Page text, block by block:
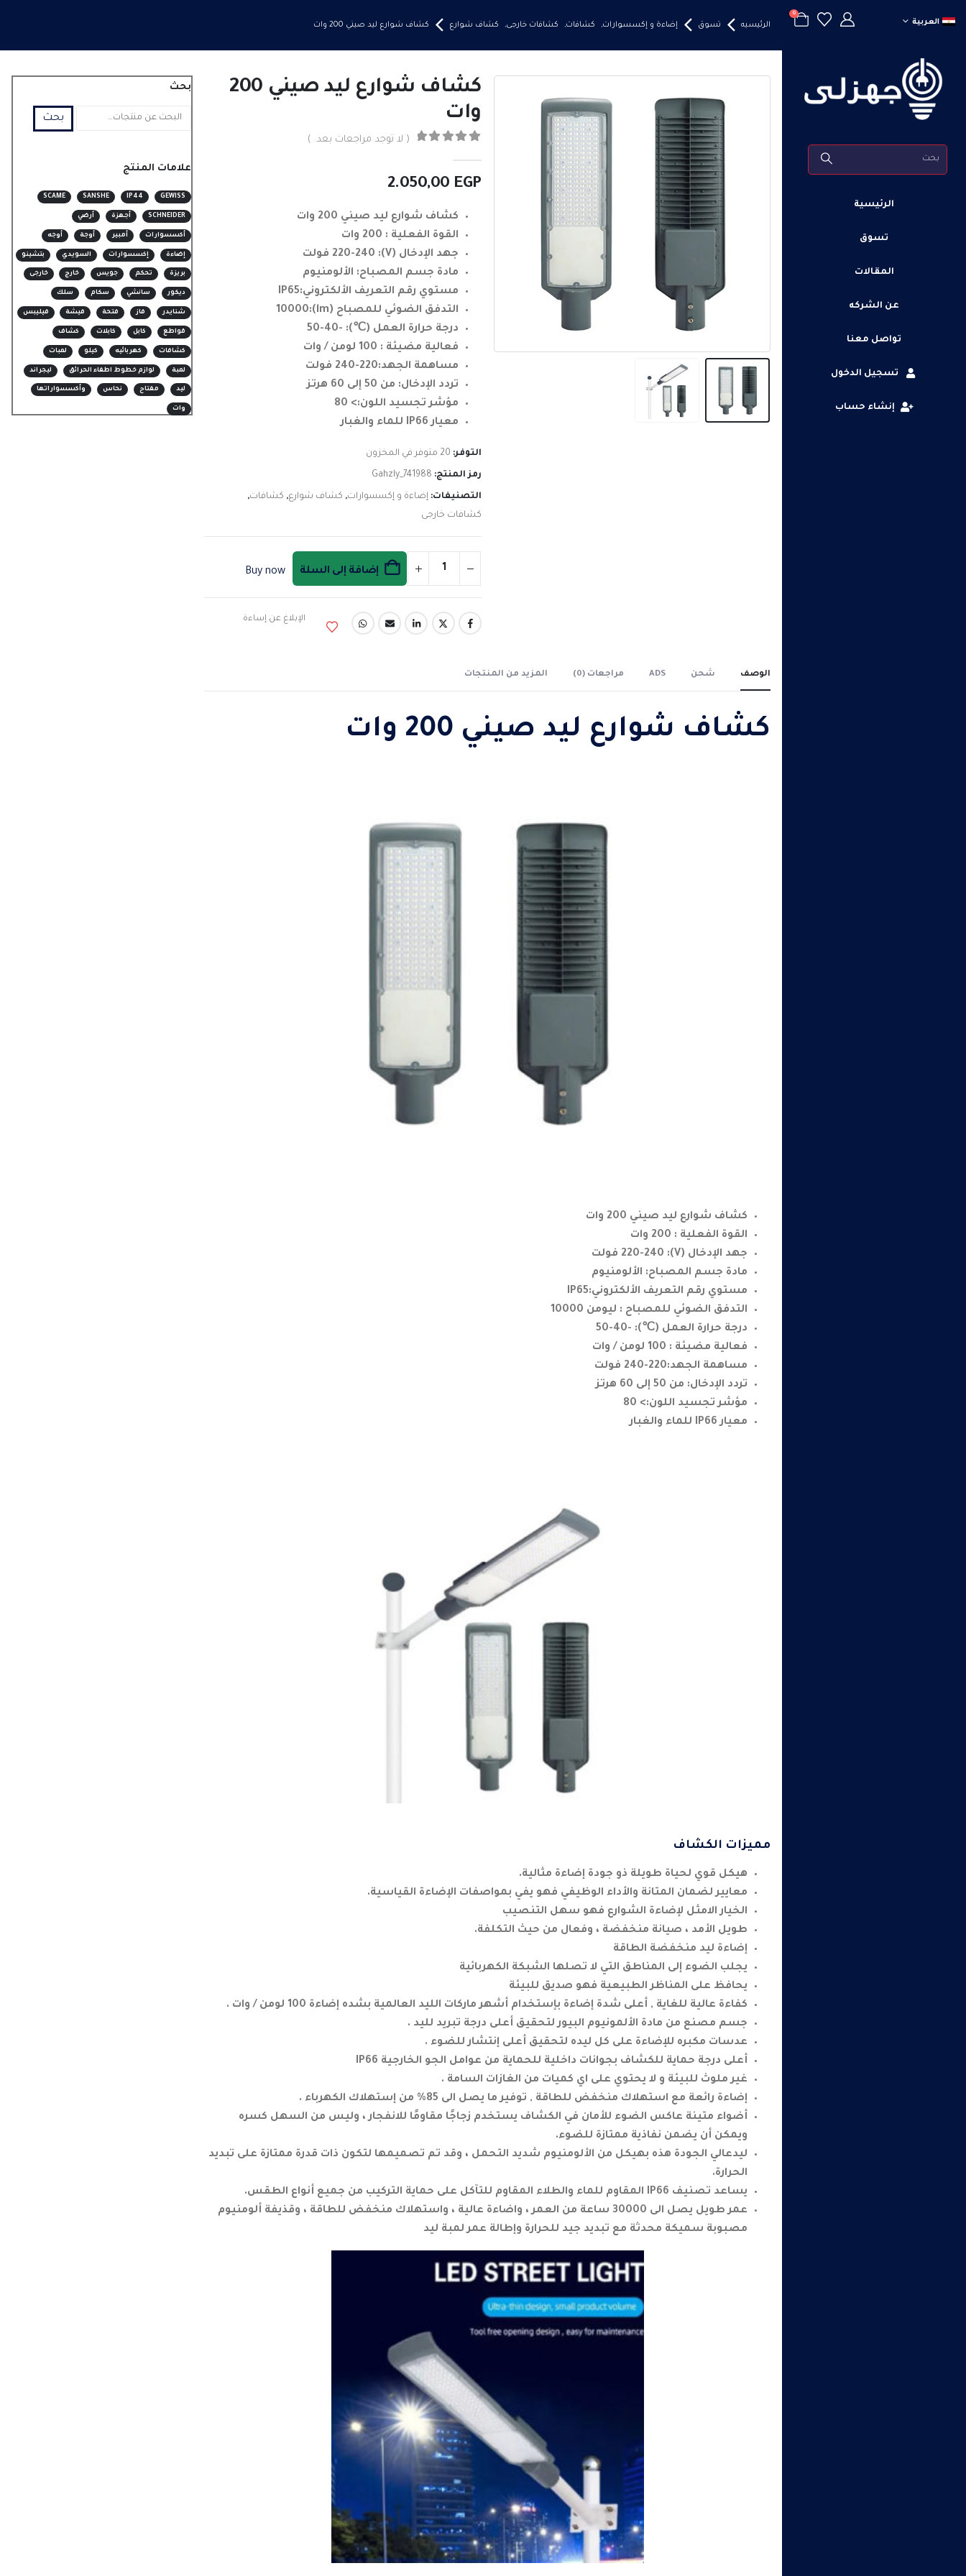
العربية
0
الرئيسية
تسوق
المقالات
عن الشركه
تواصل معنا
تسجيل الدخول
إنشاء حساب
الرئيسيه تسوق إضاءة و إكسسوارات, كشافات, كشافات خارجى, كشاف شوارع كشاف شوارع ليد صيني 200 وات
كشاف شوارع ليد صيني 200
وات
( لا توجد مراجعات بعد. )
2.050,00 EGP
كشاف شوارع ليد صيني 200 وات
القوة الفعلية : 200 وات
جهد الإدخال (V): 220-240 فولت
مادة جسم المصباح: الألومنيوم
مستوي رقم التعريف الألكتروني:IP65
التدفق الضوئي للمصباح (lm):10000
درجة حرارة العمل (℃): -40-50
فعالية مضيئة : 100 لومن / وات
مساهمة الجهد:220-240 فولت
تردد الإدخال: من 50 إلى 60 هرتز
مؤشر تجسيد اللون:> 80
معيار IP66 للماء والغبار
التوفر: 20 متوفر في المخزون
رمز المنتج: Gahzly_741988
التصنيفات: إضاءة و إكسسوارات, كشاف شوارع, كشافات,
كشافات خارجى
إضافة إلى السلة Buy now
الإبلاغ عن إساءة
الوصف شحن ADS مراجعات (0) المزيد من المنتجات
كشاف شوارع ليد صيني 200 وات
كشاف شوارع ليد صيني 200 وات
القوة الفعلية : 200 وات
جهد الإدخال (V): 220-240 فولت
مادة جسم المصباح: الألومنيوم
مستوي رقم التعريف الألكتروني:IP65
التدفق الضوئي للمصباح : ليومن 10000
درجة حرارة العمل (℃): -40-50
فعالية مضيئة : 100 لومن / وات
مساهمة الجهد:220-240 فولت
تردد الإدخال: من 50 إلى 60 هرتز
مؤشر تجسيد اللون:> 80
معيار IP66 للماء والغبار
مميزات الكشاف
هيكل قوي لحياة طويلة ذو جودة إضاءة مثالية.
معايير لضمان المتانة والأداء الوظيفي فهو يفي بمواصفات الإضاءة القياسية.
الخيار الامثل لإضاءة الشوارع فهو سهل التنصيب
طويل الأمد ، صيانة منخفضة ، وفعال من حيث التكلفة.
إضاءة ليد منخفضة الطاقة
يجلب الضوء إلى المناطق التي لا تصلها الشبكة الكهربائية
يحافظ على المناظر الطبيعية فهو صديق للبيئة
كفاءة عالية للغاية , أعلى شدة إضاءة بإستخدام أشهر ماركات الليد العالمية بشده إضاءة 100 لومن / وات .
جسم مصنع من مادة الألمونيوم البيور لتحقيق أعلى درجة تبريد لليد .
عدسات مكبره للإضاءة على كل ليده لتحقيق أعلى إنتشار للضوء .
أعلى درجة حماية للكشاف بجوانات داخلية للحماية من عوامل الجو الخارجية IP66
غير ملوث للبيئة و لا يحتوي على اي كميات من الغازات السامة .
إضاءة رائعة مع استهلاك منخفض للطاقة , توفير ما يصل الى 85% من إستهلاك الكهرباء .
أضواء متينة عاكس الضوء للأمان في الكشاف يستخدم زجاجًا مقاومًا للانفجار ، وليس من السهل كسره
ويمكن أن يضمن نفاذية ممتازة للضوء.
ليدعالي الجودة هذه بهيكل من الألومنيوم شديد التحمل ، وقد تم تصميمها لتكون ذات قدرة ممتازة على تبديد
الحرارة.
يساعد تصنيف IP66 المقاوم للماء والطلاء المقاوم للتآكل على حماية التركيب من جميع أنواع الطقس.
عمر طويل يصل الى 30000 ساعة من العمر ، واضاءة عالية ، واستهلاك منخفض للطاقة ، وقذيفة ألومنيوم
مصبوبة سميكة محدثة مع تبديد جيد للحرارة وإطالة عمر لمبة ليد
بحث
بحث
علامات المنتج
GEWISS
IP44
SANSHE
SCAME
SCHNEIDER أجهزة أرضي
أكسسوارات أمبير أوجة أوجه
إضاءة إكسسوارات السويدي بتشينو
بريزة تحكم جويس خارج خارجى
ديكور سانشي سكام سلك
شنايدر فاز فتحة فيشة فيليبس
قواطع كابل كابلات كشاف
كشافات كهربائيه كيلو لمبات
لمبة لوازم خطوط اطفاء الحرائق ليجراند
ليد مفتاح نحاس وأكسسواراتها
وات